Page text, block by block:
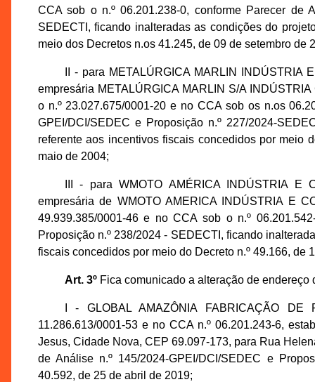
CCA sob o n.º 06.201.238-0, conforme Parecer de
SEDECTI, ficando inalteradas as condições do
meio dos Decretos n.os 41.245, de 09 de setembro de
II - para METALÚRGICA MARLIN
empresária METALÚRGICA MARLIN S/A
o n.º 23.027.675/0001-20 e no CCA sob os n.os
GPEI/DCI/SEDEC e Proposição n.º 227/2024-
referente aos incentivos fiscais concedidos por meio
maio de 2004;
III - para WMOTO AMÉRICA INDÚSTRIA E
empresária de WMOTO AMERICA INDÚSTRIA E
49.939.385/0001-46 e no CCA sob o n.º
Proposição n.º 238/2024 - SEDECTI, ficando
fiscais concedidos por meio do Decreto n.º 49.166, de
Art. 3ºFica comunicado a alteração de endereço
I - GLOBAL AMAZÔNIA FABRICAÇÃO
11.286.613/0001-53 e no CCA n.º 06.201.243-6,
Jesus, Cidade Nova, CEP 69.097-173, para Rua
de Análise n.º 145/2024-GPEI/DCI/SEDEC e
40.592, de 25 de abril de 2019;